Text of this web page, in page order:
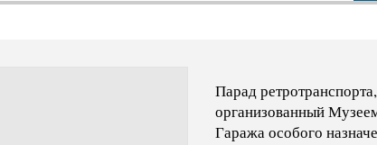
Парад ретротранспорта,
организованный
Гаража особого